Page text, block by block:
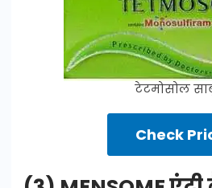
टेटमोसोल
Check